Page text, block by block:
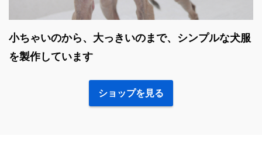
小ちゃいのから、大っきいのまで、シンプルな犬服
を製作しています
ショップを見る